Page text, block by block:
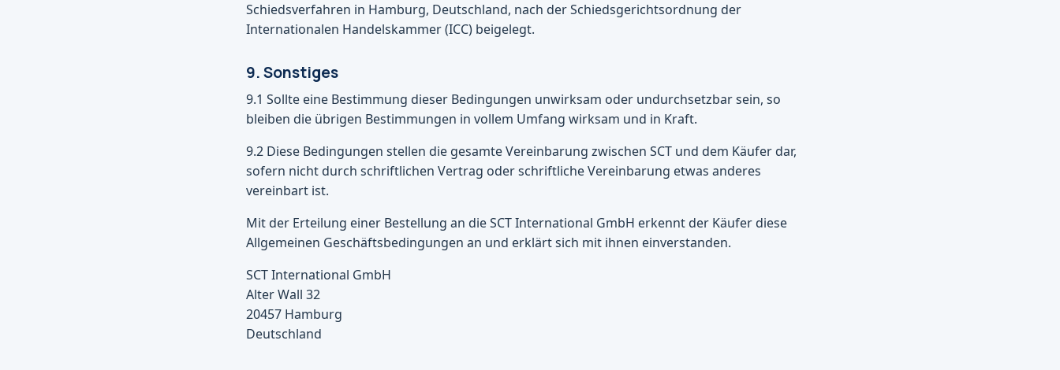
Schiedsverfahren in Hamburg, Deutschland, nach der Schiedsgerichtsordnung der
Internationalen Handelskammer (ICC) beigelegt.
9. Sonstiges
9.1 Sollte eine Bestimmung dieser Bedingungen unwirksam oder undurchsetzbar sein, so
bleiben die übrigen Bestimmungen in vollem Umfang wirksam und in Kraft.
9.2 Diese Bedingungen stellen die gesamte Vereinbarung zwischen SCT und dem Käufer dar,
sofern nicht durch schriftlichen Vertrag oder schriftliche Vereinbarung etwas anderes
vereinbart ist.
Mit der Erteilung einer Bestellung an die SCT International GmbH erkennt der Käufer diese
Allgemeinen Geschäftsbedingungen an und erklärt sich mit ihnen einverstanden.
SCT International GmbH
Alter Wall 32
20457 Hamburg
Deutschland